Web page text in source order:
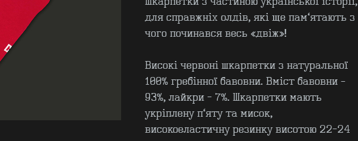
Шкарпетки з частиною української історії,
для справжніх олдів, які ще пам'ятають з
чого починався весь «двіж»!
Високі червоні шкарпетки з натуральної
100% гребінної бавовни. Вміст бавовни –
93%, лайкри - 7%. Шкарпетки мають
укріплену п’яту та мисок,
високоеластичну резинку висотою 22-24